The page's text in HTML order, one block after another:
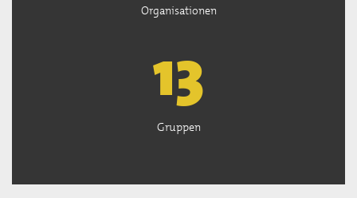
Organisationen
13
Gruppen